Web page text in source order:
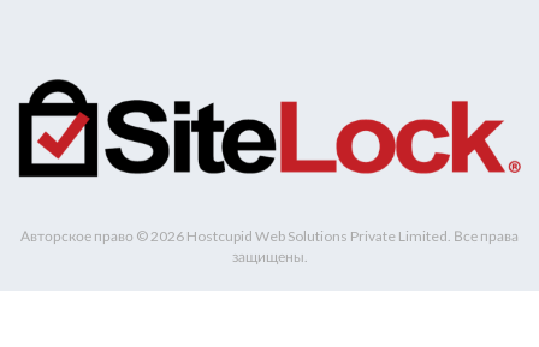
Авторское право © 2026 Hostcupid Web Solutions Private Limited. Все права
защищены.